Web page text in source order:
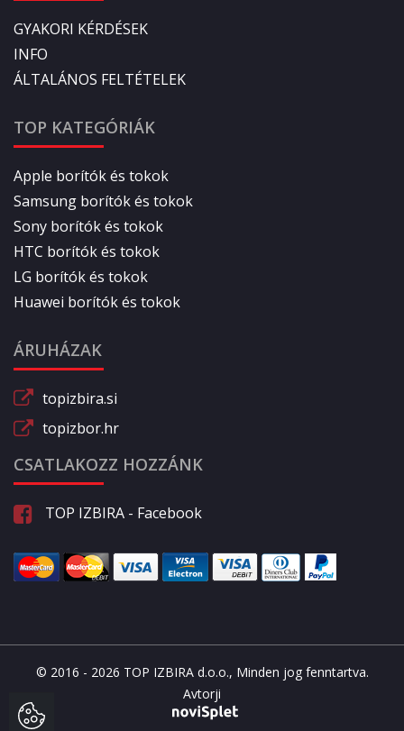
GYAKORI KÉRDÉSEK
INFO
ÁLTALÁNOS FELTÉTELEK
TOP KATEGÓRIÁK
Apple borítók és tokok
Samsung borítók és tokok
Sony borítók és tokok
HTC borítók és tokok
LG borítók és tokok
Huawei borítók és tokok
ÁRUHÁZAK
topizbira.si
topizbor.hr
CSATLAKOZZ HOZZÁNK
TOP IZBIRA - Facebook
© 2016 - 2026 TOP IZBIRA d.o.o., Minden jog fenntartva.
Avtorji